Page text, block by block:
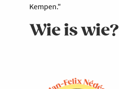
Kempen."
Wie is wie?